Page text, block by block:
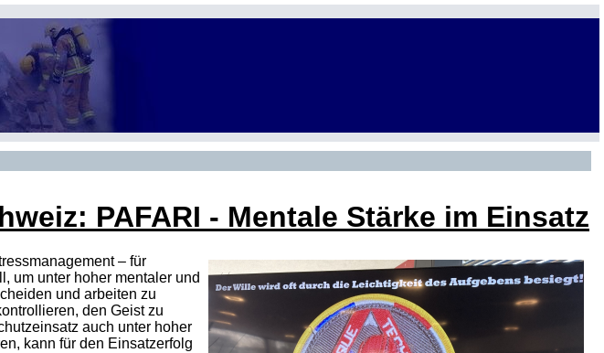
PAFARI - Mentale Stärke im Einsatz
– für
um unter hoher mentaler und
und arbeiten zu
den Geist zu
auch unter hoher
kann für den Einsatzerfolg